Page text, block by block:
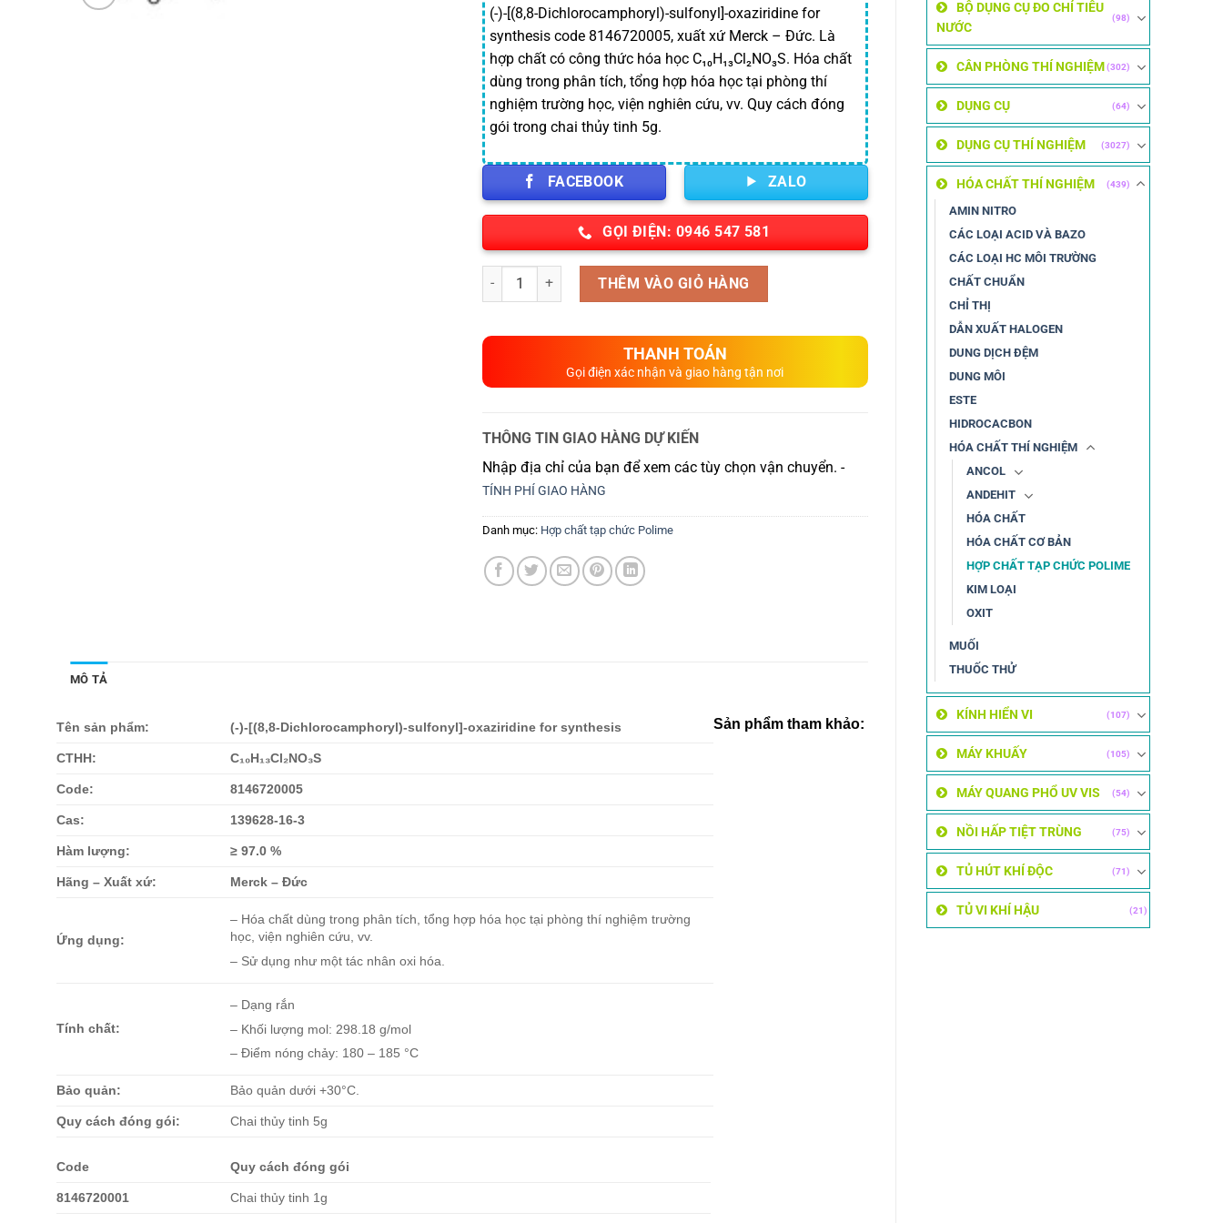
BỘ DỤNG CỤ ĐO CHỈ TIÊU
NƯỚC
(98)
CÂN PHÒNG THÍ NGHIỆM (302)
DỤNG CỤ (64)
DỤNG CỤ THÍ NGHIỆM (3027)
HÓA CHẤT THÍ NGHIỆM (439)
AMIN NITRO
CÁC LOẠI ACID VÀ BAZO
CÁC LOẠI HC MÔI TRƯỜNG
CHẤT CHUẨN
CHỈ THỊ
DẪN XUẤT HALOGEN
DUNG DỊCH ĐỆM
DUNG MÔI
ESTE
HIDROCACBON
HÓA CHẤT THÍ NGHIỆM
ANCOL
ANDEHIT
HÓA CHẤT
HÓA CHẤT CƠ BẢN
HỢP CHẤT TẠP CHỨC POLIME
KIM LOẠI
OXIT
MUỐI
THUỐC THỬ
KÍNH HIỂN VI (107)
MÁY KHUẤY (105)
MÁY QUANG PHỔ UV VIS (54)
NỒI HẤP TIỆT TRÙNG (75)
TỦ HÚT KHÍ ĐỘC (71)
TỦ VI KHÍ HẬU (21)
(-)-[(8,8-Dichlorocamphoryl)-sulfonyl]-oxaziridine for
synthesis code 8146720005, xuất xứ Merck – Đức. Là
hợp chất có công thức hóa học C₁₀H₁₃Cl₂NO₃S. Hóa chất
dùng trong phân tích, tổng hợp hóa học tại phòng thí
nghiệm trường học, viện nghiên cứu, vv. Quy cách đóng
gói trong chai thủy tinh 5g.
FACEBOOK ZALO
GỌI ĐIỆN: 0946 547 581
Số lượng THÊM VÀO GIỎ HÀNG
THANH TOÁN
Gọi điện xác nhận và giao hàng tận nơi
THÔNG TIN GIAO HÀNG DỰ KIẾN
Nhập địa chỉ của bạn để xem các tùy chọn vận chuyển. -
TÍNH PHÍ GIAO HÀNG
Danh mục: Hợp chất tạp chức Polime
MÔ TẢ
Tên sản phẩm: (-)-[(8,8-Dichlorocamphoryl)-sulfonyl]-oxaziridine for synthesis
CTHH: C₁₀H₁₃Cl₂NO₃S
Code: 8146720005
Cas: 139628-16-3
Hàm lượng: ≥ 97.0 %
Hãng – Xuất xứ: Merck – Đức
Ứng dụng:
– Hóa chất dùng trong phân tích, tổng hợp hóa học tại phòng thí nghiệm trường
học, viện nghiên cứu, vv.
– Sử dụng như một tác nhân oxi hóa.
Tính chất:
– Dạng rắn
– Khối lượng mol: 298.18 g/mol
– Điểm nóng chảy: 180 – 185 °C
Bảo quản: Bảo quản dưới +30°C.
Quy cách đóng gói: Chai thủy tinh 5g
Sản phẩm tham khảo:
Code Quy cách đóng gói
8146720001 Chai thủy tinh 1g